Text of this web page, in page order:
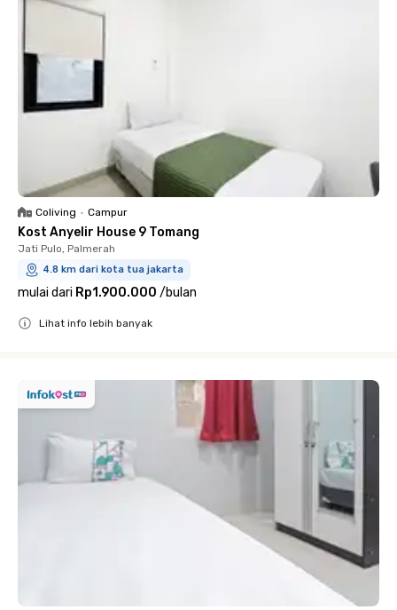
Coliving • Campur
Kost Anyelir House 9 Tomang
Jati Pulo, Palmerah
4.8 km dari kota tua jakarta
mulai dari Rp1.900.000 /bulan
Lihat info lebih banyak